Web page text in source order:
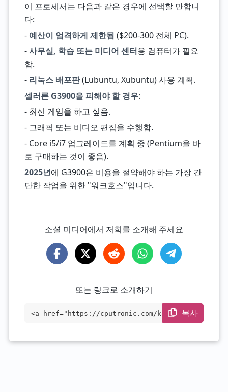
이 프로세서는 다음과 같은 경우에 선택할 만합니
다:
- 예산이 엄격하게 제한됨 ($200-300 전체 PC).
-사무실, 학습 또는 미디어 센터용 컴퓨터가 필요
함.
- 리눅스 배포판(Lubuntu, Xubuntu) 사용 계획.
셀러론 G3900을 피해야 할 경우:
- 최신 게임을 하고 싶음.
- 그래픽 또는 비디오 편집을 수행함.
- Core i5/i7 업그레이드를 계획 중 (Pentium을 바
로 구매하는 것이 좋음).
2025년에 G3900은 비용을 절약해야 하는 가장 간
단한 작업을 위한 "워크호스"입니다.
소셜 미디어에서 저희를 소개해 주세요
또는 링크로 소개하기
<a href="https://cputronic.com/ko/cpu/in
복사